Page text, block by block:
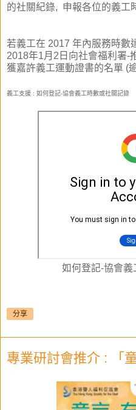
的社關紀錄, 申報各位的義工
若義工在 2017 年內服務時數
2018年1月2日向社會福利署-
獲嘉許義工運動證書的名單 (
義工支援 : 如何登記-協會義工時數或社關記錄
如何登記-協會
分享
專業研討會推介 : 「